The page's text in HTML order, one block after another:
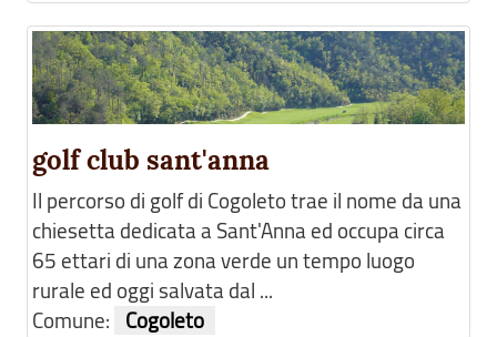
golf club sant'anna
Il percorso di golf di Cogoleto trae il nome da una
chiesetta dedicata a Sant'Anna ed occupa circa
65 ettari di una zona verde un tempo luogo
rurale ed oggi salvata dal ...
Comune:
Cogoleto